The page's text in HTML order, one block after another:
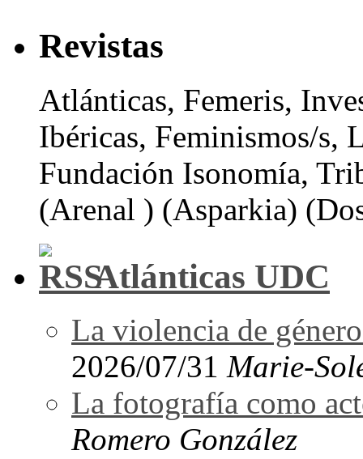
Revistas
Atlánticas, Femeris,
Ibéricas, Feminismos/s,
Fundación Isonomía,
(Arenal ) (Asparkia)
Atlánticas UDC
La violencia de
2026/07/31 Marie-
La fotografía como
Romero González